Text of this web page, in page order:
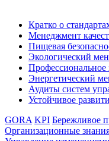
Кратко о
Менеджмент
Пищевая
Экологический
Профессиональное
Энергетический
Аудиты систем
Устойчивое
GORA KPI Бережливое
Организационные